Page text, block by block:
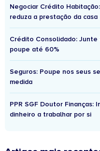
Negociar Crédito
reduza a prestação da casa
Crédito Consolidado:
poupe até 60%
Seguros: Poupe nos seus
medida
PPR SGF Doutor Finanças:
dinheiro a trabalhar por si